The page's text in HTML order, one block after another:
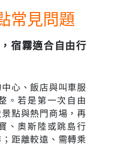
常見問題
宿霧適合自由行
心、飯店與叫車服
。若是第一次自由
點與熱門商場，再
、奧斯陸或跳島行
距離較遠、需轉乘